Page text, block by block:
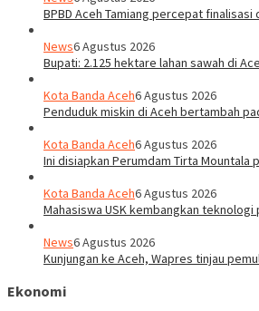
BPBD Aceh Tamiang percepat
News6 Agustus 2026
Bupati: 2.125 hektare lahan sawah di
Kota Banda Aceh6 Agustus 2026
Penduduk miskin di Aceh bertambah
Kota Banda Aceh6 Agustus 2026
Ini disiapkan Perumdam Tirta Mountala
Kota Banda Aceh6 Agustus 2026
Mahasiswa USK kembangkan
News6 Agustus 2026
Kunjungan ke Aceh, Wapres tinjau
Ekonomi